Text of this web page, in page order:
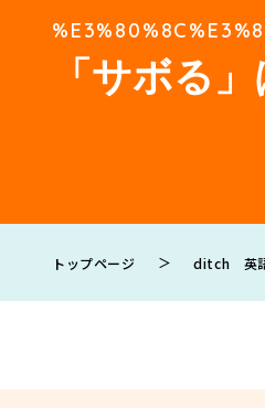
「サボる
トップページ ＞ ditch 英